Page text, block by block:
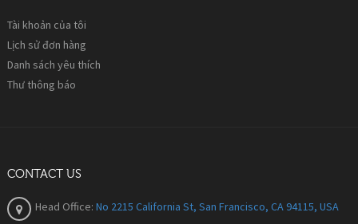
Tài khoản của tôi
Lịch sử đơn hàng
Danh sách yêu thích
Thư thông báo
CONTACT US
Head Office: No 2215 California St, San Francisco, CA 94115, USA